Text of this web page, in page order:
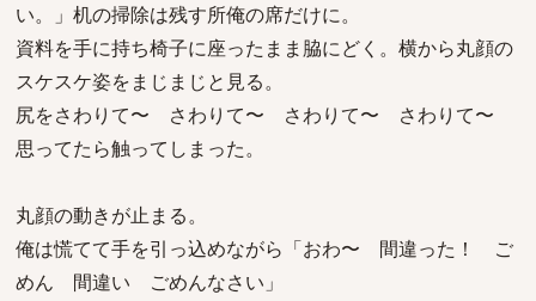
い。」机の掃除は残す所俺の席だけに。
資料を手に持ち椅子に座ったまま脇にどく。横から丸顔の
スケスケ姿をまじまじと見る。
尻をさわりて〜 さわりて〜 さわりて〜 さわりて〜
思ってたら触ってしまった。
丸顔の動きが止まる。
俺は慌てて手を引っ込めながら「おわ〜 間違った！ ご
めん 間違い ごめんなさい」